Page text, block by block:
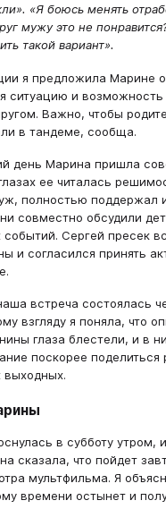
«Я боюсь менять
мужу это не
такой вариант».
я предложила Марине
ситуацию и возможность
Важно, чтобы
в тандеме, сообща.
день Марина пришла
ее читалась
полностью поддержал
совместно обсудили
Сергей пресек
и согласился принять
встреча состоялась
взгляду я поняла, что
глаза блестели, и в
поскорее поделиться
выходных.
в субботу утром,
сказала, что пойдет
мультфильма. Я
времени остынет и